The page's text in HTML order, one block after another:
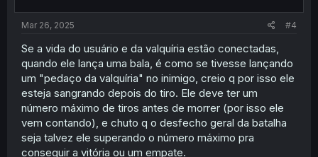
Mar 26, 2025 #4
Se a vida do usuário e da valquíria estão conectadas,
quando ele lança uma bala, é como se tivesse lançando
um "pedaço da valquíria" no inimigo, creio q por isso ele
esteja sangrando depois do tiro. Ele deve ter um
número máximo de tiros antes de morrer (por isso ele
vem contando), e chuto q o desfecho geral da batalha
seja talvez ele superando o número máximo pra
conseguir a vitória ou um empate.